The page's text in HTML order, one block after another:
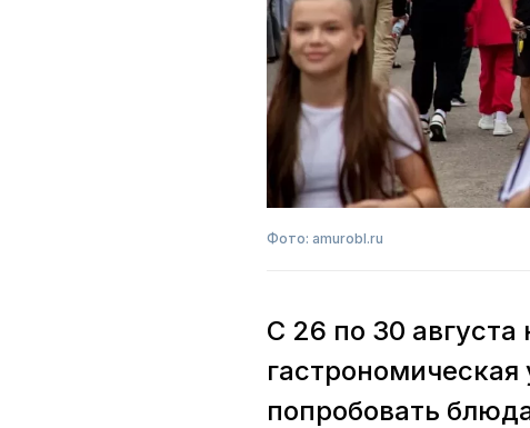
Фото: amurobl.ru
С 26 по 30
попробовать